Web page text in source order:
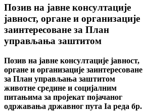
Позив на јавне консултације
јавност, органе и организације
заинтересоване за План
управљања заштитом
Позив на јавне консултације јавност,
органе и организације заинтересоване
за План управљања заштитом
животне средине и социјалним
питањима за пројекат појачаног
одржавања државног пута Ia реда бр.